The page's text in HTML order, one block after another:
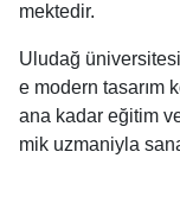
mektedir.
Uludağ
e modern tasarım
ana kadar eğitim
mik uzmaniyla